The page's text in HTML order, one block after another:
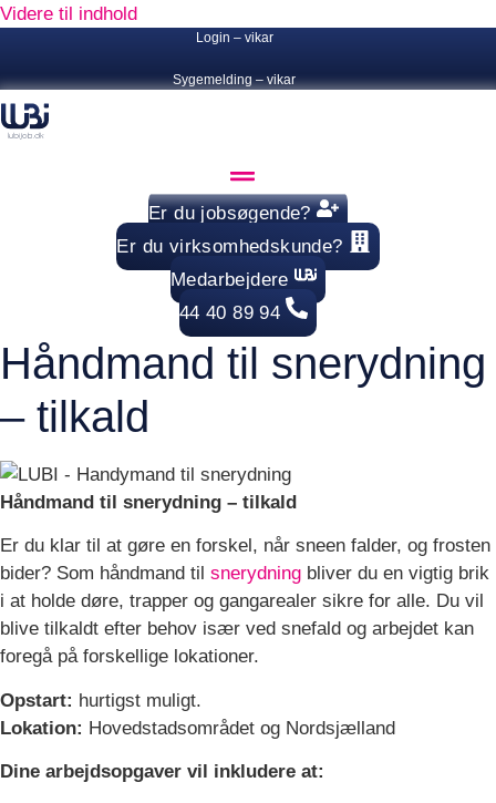
Videre til indhold
Login – vikar
Sygemelding – vikar
Er du jobsøgende?
Er du virksomhedskunde?
Medarbejdere
44 40 89 94
Håndmand til snerydning
– tilkald
Håndmand til snerydning – tilkald
Er du klar til at gøre en forskel, når sneen falder, og frosten
bider? Som håndmand til snerydning bliver du en vigtig brik
i at holde døre, trapper og gangarealer sikre for alle. Du vil
blive tilkaldt efter behov især ved snefald og arbejdet kan
foregå på forskellige lokationer.
Opstart: hurtigst muligt.
Lokation: Hovedstadsområdet og Nordsjælland
Dine arbejdsopgaver vil inkludere at: